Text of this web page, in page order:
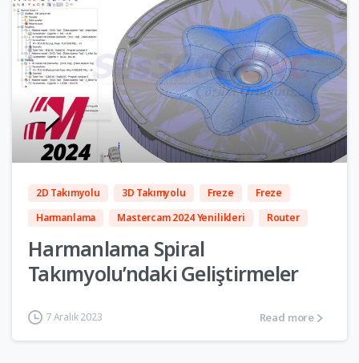
5
2D Takımyolu 3D Takımyolu Freze
Freze
Harmanlama
Mastercam 2024 Yenilikleri Router
Harmanlama Spiral
Takımyolu’ndaki Geliştirmeler
7 Aralık 2023 Read more